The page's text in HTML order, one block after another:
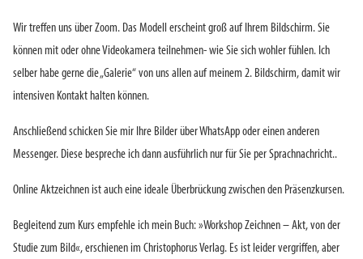
Wir treffen uns über Zoom. Das Modell erscheint groß auf Ihrem Bildschirm. Sie
können mit oder ohne Videokamera teilnehmen- wie Sie sich wohler fühlen. Ich
selber habe gerne die „Galerie“ von uns allen auf meinem 2. Bildschirm, damit wir
intensiven Kontakt halten können.
Anschließend schicken Sie mir Ihre Bilder über WhatsApp oder einen anderen
Messenger. Diese bespreche ich dann ausführlich nur für Sie per Sprachnachricht..
Online Aktzeichnen ist auch eine ideale Überbrückung zwischen den Präsenzkursen.
Begleitend zum Kurs empfehle ich mein Buch: »Workshop Zeichnen – Akt, von der
Studie zum Bild«, erschienen im Christophorus Verlag. Es ist leider vergriffen, aber